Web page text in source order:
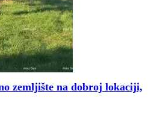
zemljište na dobroj lokaciji,